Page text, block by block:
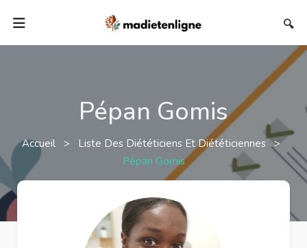
🔍
Pépan Gomis
Accueil > Liste Des Diététiciens Et Diététiciennes>
Pépan Gomis